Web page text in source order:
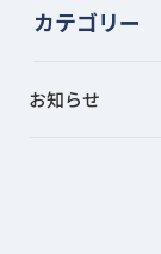
カテゴリー
お知らせ